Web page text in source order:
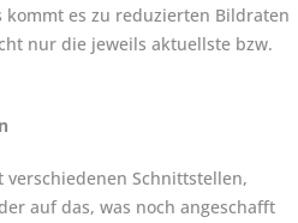
es zu reduzierten Bildraten
nur die jeweils aktuellste bzw.
Schnittstellen,
auf das, was noch angeschafft